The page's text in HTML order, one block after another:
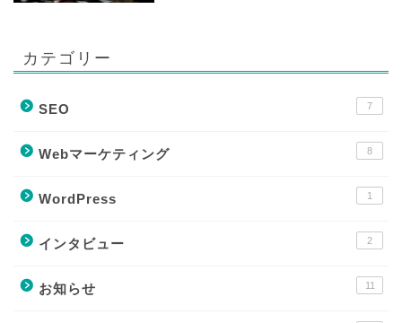
カテゴリー
SEO 7
Webマーケティング 8
WordPress 1
インタビュー 2
お知らせ 11